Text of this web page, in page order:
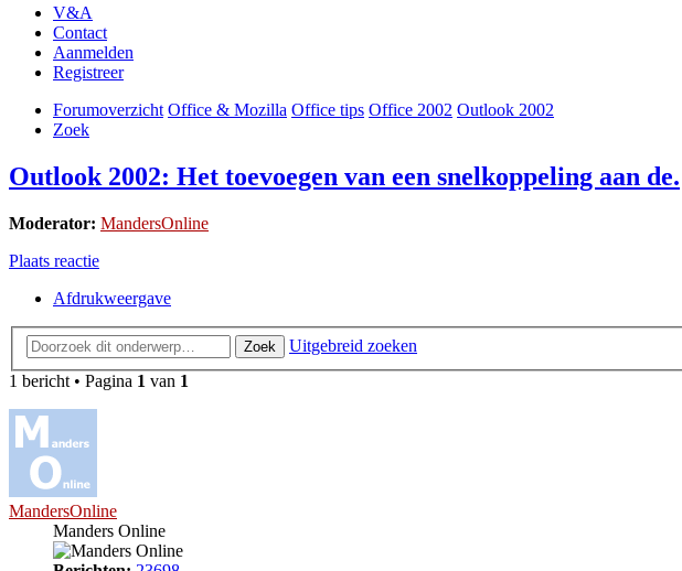
V&A
Contact
Aanmelden
Registreer
Forumoverzicht Office & Mozilla Office tips Office 2002 Outlook 2002
Zoek
Outlook 2002: Het toevoegen van een snelkoppeling aan de.
Moderator: MandersOnline
Plaats reactie
Afdrukweergave
Zoek
Uitgebreid zoeken
1 bericht • Pagina 1 van 1
MandersOnline
Manders Online